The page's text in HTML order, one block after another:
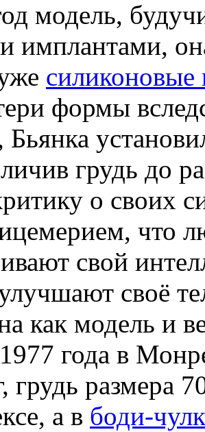
модель,
имплантами,
формы
Бьянка
грудь до
о своих
что
свой
своё
как модель и
года в
грудь размера
а в боди-